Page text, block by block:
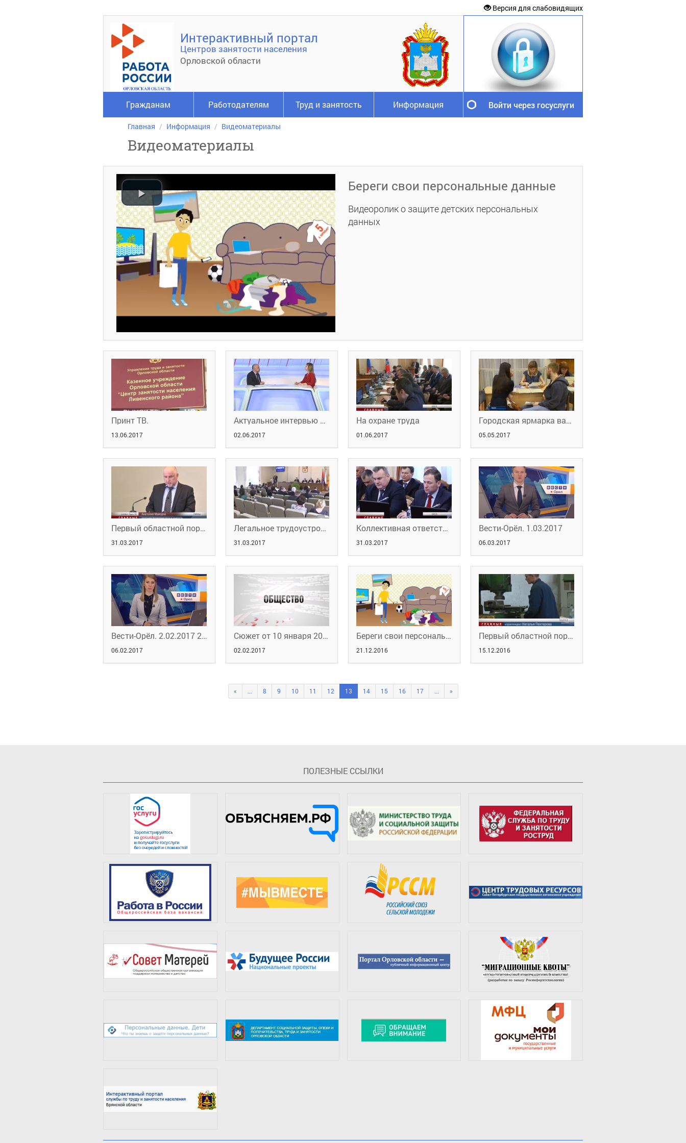
Версия для слабовидящих
Интерактивный портал
Центров занятости населения
Орловской области
Гражданам Работодателям Труд и занятость Информация Войти через госуслуги
Главная Информация Видеоматериалы
Видеоматериалы
Береги свои персональные данные
Видеоролик о защите детских персональных
данных
Принт ТВ.
13.06.2017
Актуальное интервью с Анатолием Майоровым
02.06.2017
На охране труда
01.06.2017
Городская ярмарка вакансий 28 апреля 2017
05.05.2017
Первый областной портал новостей. Серые зарплаты.
31.03.2017
Легальное трудоустройство
31.03.2017
Коллективная ответственность
31.03.2017
Вести-Орёл. 1.03.2017
06.03.2017
Вести-Орёл. 2.02.2017 20:45
06.02.2017
Сюжет от 10 января 2017 года.
02.02.2017
Береги свои персональные данные
21.12.2016
Первый областной портал новостей 07.12.2016
15.12.2016
« ... 8 9 10 11 12 13 14 15 16 17 ... »
ПOЛЕЗНЫЕ ССЫЛКИ